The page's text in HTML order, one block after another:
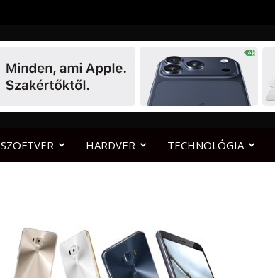
SZOFTVER HARDVER TECHNOLÓGIA